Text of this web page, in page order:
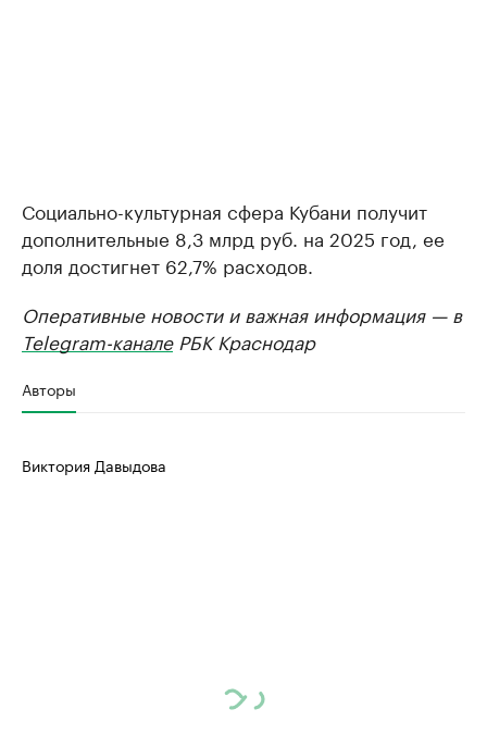
Социально-культурная сфера Кубани получит
дополнительные 8,3 млрд руб. на 2025 год, ее
доля достигнет 62,7% расходов.
Оперативные новости и важная информация — в
Telegram-каналеРБК Краснодар
Авторы
Виктория Давыдова